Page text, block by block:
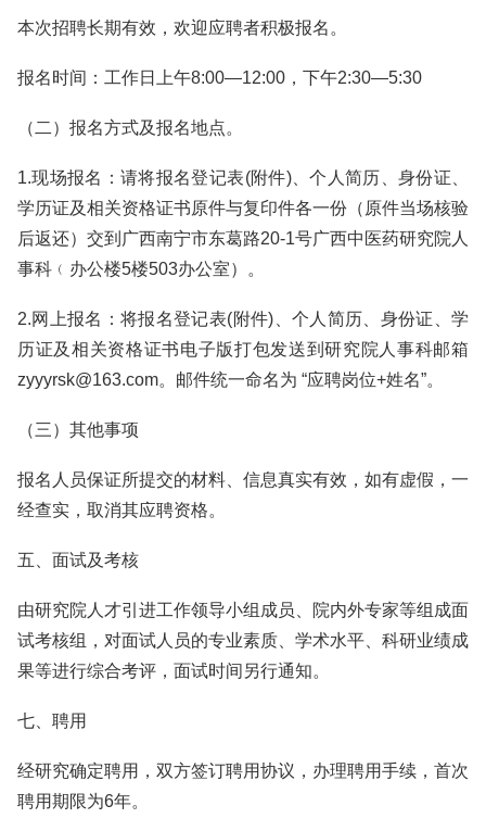
本次招聘长期有效，欢迎应聘者积极报名。
报名时间：工作日上午8:00—12:00，下午2:30—5:30
（二）报名方式及报名地点。
1.现场报名：请将报名登记表(附件)、个人简历、身份证、
学历证及相关资格证书原件与复印件各一份（原件当场核验
后返还）交到广西南宁市东葛路20-1号广西中医药研究院人
事科﹙办公楼5楼503办公室）。
2.网上报名：将报名登记表(附件)、个人简历、身份证、学
历证及相关资格证书电子版打包发送到研究院人事科邮箱
zyyyrsk@163.com。邮件统一命名为 “应聘岗位+姓名”。
（三）其他事项
报名人员保证所提交的材料、信息真实有效，如有虚假，一
经查实，取消其应聘资格。
五、面试及考核
由研究院人才引进工作领导小组成员、院内外专家等组成面
试考核组，对面试人员的专业素质、学术水平、科研业绩成
果等进行综合考评，面试时间另行通知。
七、聘用
经研究确定聘用，双方签订聘用协议，办理聘用手续，首次
聘用期限为6年。